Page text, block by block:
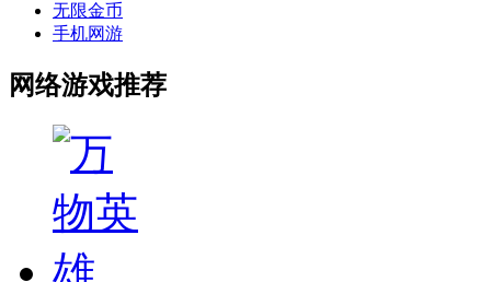
无限金币
手机网游
网络游戏推荐